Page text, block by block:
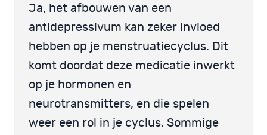
Ja, het afbouwen van een
antidepressivum kan zeker invloed
hebben op je menstruatiecyclus. Dit
komt doordat deze medicatie inwerkt
op je hormonen en
neurotransmitters, en die spelen
weer een rol in je cyclus. Sommige